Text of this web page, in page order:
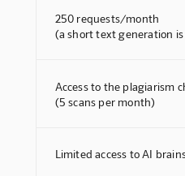
250 requests/month
(a short text generation
Access to the plagiarism
(5 scans per month)
Limited access to AI